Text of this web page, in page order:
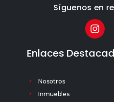
Síguenos en
Enlaces
Nosotros
Inmuebles